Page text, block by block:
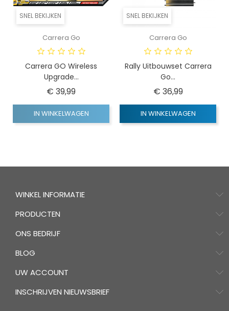
SNEL BEKIJKEN
Carrera Go
Carrera GO Wireless
Upgrade...
€ 39,99Prijs
IN WINKELWAGEN
SNEL BEKIJKEN
Carrera Go
Rally Uitbouwset Carrera
Go...
€ 36,99Prijs
IN WINKELWAGEN
WINKEL INFORMATIE
PRODUCTEN
ONS BEDRIJF
BLOG
UW ACCOUNT
INSCHRIJVEN NIEUWSBRIEF